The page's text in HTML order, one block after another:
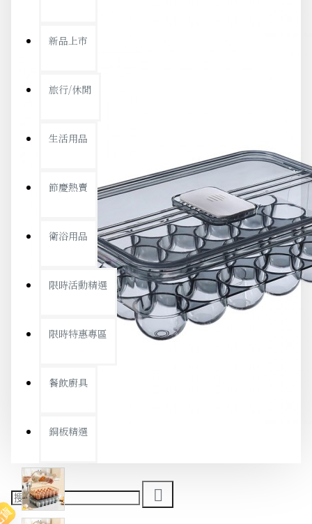
新品上市
旅行/休閒
生活用品
節慶熱賣
衛浴用品
限時活動精選
限時特惠專區
餐飲廚具
銅板精選